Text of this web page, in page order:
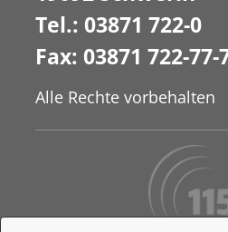
Tel.: 03871 722-0
Fax: 03871 722-77-
Alle Rechte vorbehalten